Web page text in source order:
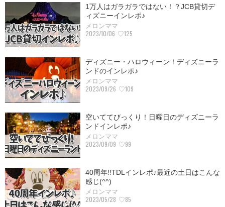
1万人はガラガラではない！？JCB貸切デ
ィズニーインレポ♪
メロンママ
2023/10/06 ♡125
ディズニー・ハロウィーン！ディズニーラ
ンドのインレポ♪
メロンママ
2023/09/26 ♡109
空いててびっくり！日曜日のディズニーラ
ンドインレポ♪
メロンママ
2023/09/09 ♡99
40周年!!TDLインレポ♪最近の土日はこんな
感じ(^^)
メロンママ
2023/05/28 ♡85